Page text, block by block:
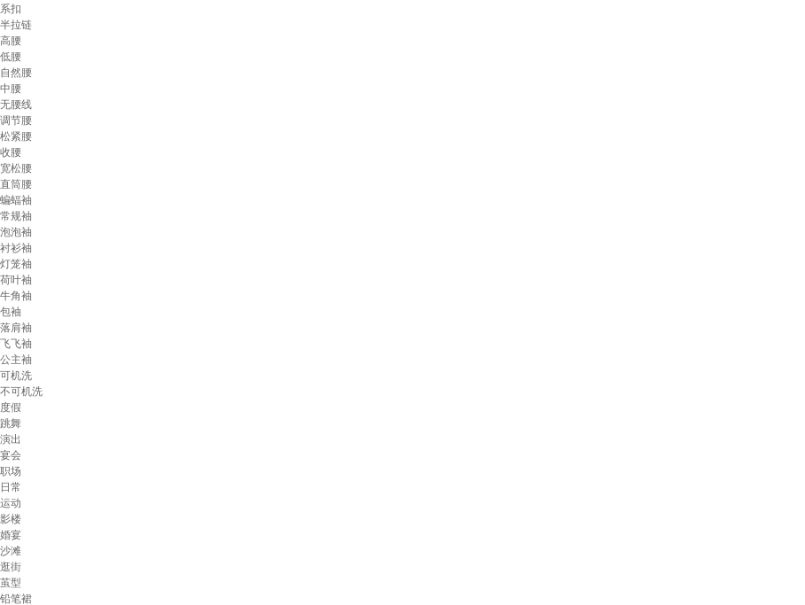
系扣
半拉链
高腰
低腰
自然腰
中腰
无腰线
调节腰
松紧腰
收腰
宽松腰
直筒腰
蝙蝠袖
常规袖
泡泡袖
衬衫袖
灯笼袖
荷叶袖
牛角袖
包袖
落肩袖
飞飞袖
公主袖
可机洗
不可机洗
度假
跳舞
演出
宴会
职场
日常
运动
影楼
婚宴
沙滩
逛街
茧型
铅笔裙